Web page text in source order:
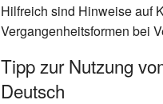
Hilfreich sind Hinweise auf
Vergangenheitsformen bei
Tipp zur Nutzung
Deutsch